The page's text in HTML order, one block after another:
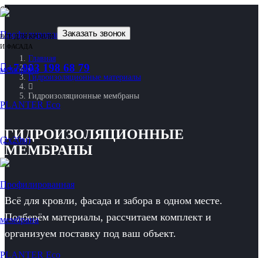
ВСЕ ДЛЯ КРОВЛИ
И ФАСАДА
Заказать звонок
+7 993 198 68 79
Главная
Гидроизоляционные материалы
Гидроизоляционные мембраны
ГИДРОИЗОЛЯЦИОННЫЕ
МЕМБРАНЫ
Всё для кровли, фасада и забора в одном месте.
Подберём материалы, рассчитаем комплект и
организуем поставку под ваш объект.